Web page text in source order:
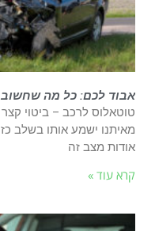
אבוד לכם: כל מה
טוטאלוס לרכב – ביטוי
מאיתנו ישמע אותו בשלב
אודות מצב זה
קרא עוד »